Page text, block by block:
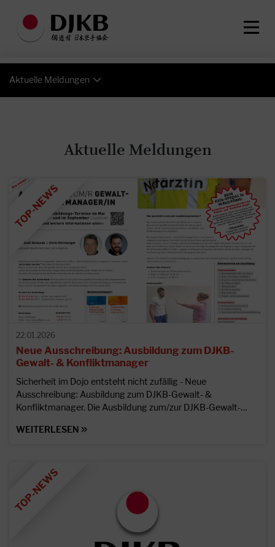
Aktuelle Meldungen
Aktuelle Meldungen
22.01.2026
Neue Ausschreibung: Ausbildung zum DJKB-
Gewalt- & Konfliktmanager
Sicherheit im Dojo entsteht nicht zufällig - Neue
Ausschreibung: Ausbildung zum DJKB-Gewalt- &
Konfliktmanager. Die Ausbildung zum/zur DJKB-Gewalt-…
WEITERLESEN